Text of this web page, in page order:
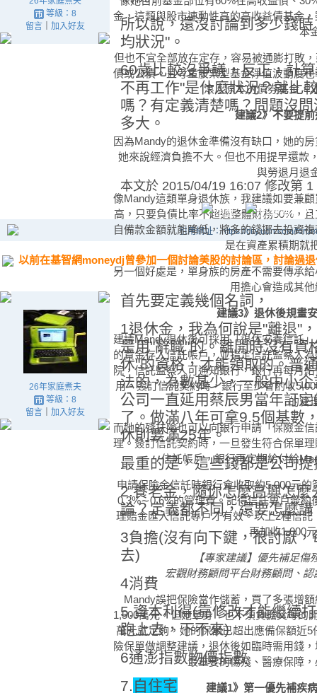
金，這類與股市連動性高的高收益債基金
本
但也不宜全部放在定存，容易被通膨打敗
債或公債。且考量股票型基金淨值波動度
滾入原本的債券基金，
建議2》不要提
因為Mandy的退休金準備沒有缺口，她的
她來說經濟負擔不大。但也不用提早還款
與勞退月退
像Mandy這類單身退休族，我建議如要兼
高，只要負債比率不超過整體財務50%，
自備款金額就能降低，將多的錢挪去投資
是在資產累積期就
另一個好處是，單身族的房產不需要傳承
用擔心會造成其
建議3》退休後規畫
建議Mandy退休後可採用「退休安養信託
的資金存入信託帳戶，並指定信託監察人
院，信託監察人可通知銀行，銀行再每月
用。簽訂信託契約時，銀行至少會酌收
的管
而她的殘扶險也可以向銀行申請「保險金
理。簽訂信託契約時，一旦發生符合保單
信託帳戶，銀行再定期給付給
申請保險金信託時銀行會收取約5,000元
0.3%∼0.6%的管理費。記得信託專戶簽約
理賠金匯入信託專戶才有效。以上2種信
再加收1,000
【專家建議】優先補足
宏觀財務顧問平台財務顧問、
Mandy誤把保險當作儲蓄，買了多張增
1,500萬元，但她單身、也不須負擔父母的
萬元就足夠，她的保額已超出應備保額近
險保單做調整建議，退休後如臨時需用錢
最重要的傷殘、醫療保障
建議1》第一優先補疾
等級：8
留言｜ 加入好友
所以說，還沒討論到多少錢
均狀況"。
60歲比較沒爭議，反正，計
不再工作"是什麼狀況？就比
嗎？有定義清楚嗎？問題沒
多大。
本文於 2015/04/19 16:07 修改第 1
引用網址：https://city.udn.com/
以前在基智網moneydj曾參加一個討論美股的討論區，討論過
26年家庭煮夫
等級：8
留言｜ 加入好友
首先要定義幾個名詞，
1退休金，我為何說是"離退"
是用"辭職"的。離開時沒有資
休"的資格，才能領取的。普
法的，為數甚少，一般中小
公司一直延用蔡辰男當年訂
了。做滿八年可拿9.5個基數
休則要滿25年。
最重的是，這些錢都是公司
2.養老金，隨你怎麼高興怎
論？定義都不同，還要怎麼講
3負擔(沒有向下鍵，很討厭
去)
4消費
5.資本利得(靠修改才能繼續
跑上去，下不來)
6通澎指數物價指數
7. 自住宅